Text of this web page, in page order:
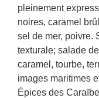
pleinement
noires, caramel
sel de mer, poivre.
texturale; salade
caramel, tourbe,
images maritimes
Épices des